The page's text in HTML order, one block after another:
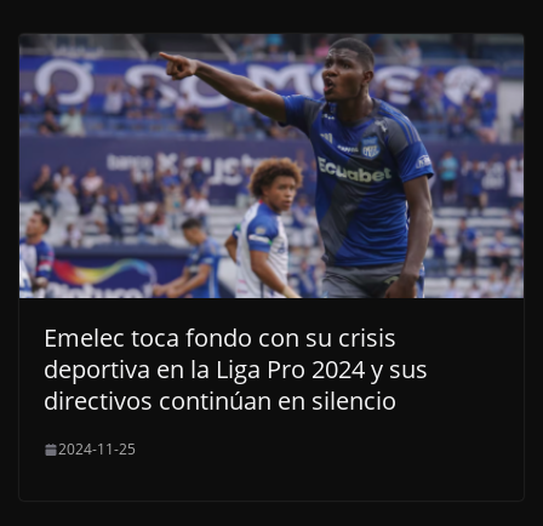
Emelec toca fondo con su crisis
deportiva en la Liga Pro 2024 y sus
directivos continúan en silencio
2024-11-25